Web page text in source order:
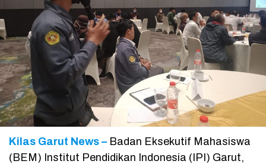
Kilas Garut News – Badan Eksekutif Mahasiswa
(BEM) Institut Pendidikan Indonesia (IPI) Garut,